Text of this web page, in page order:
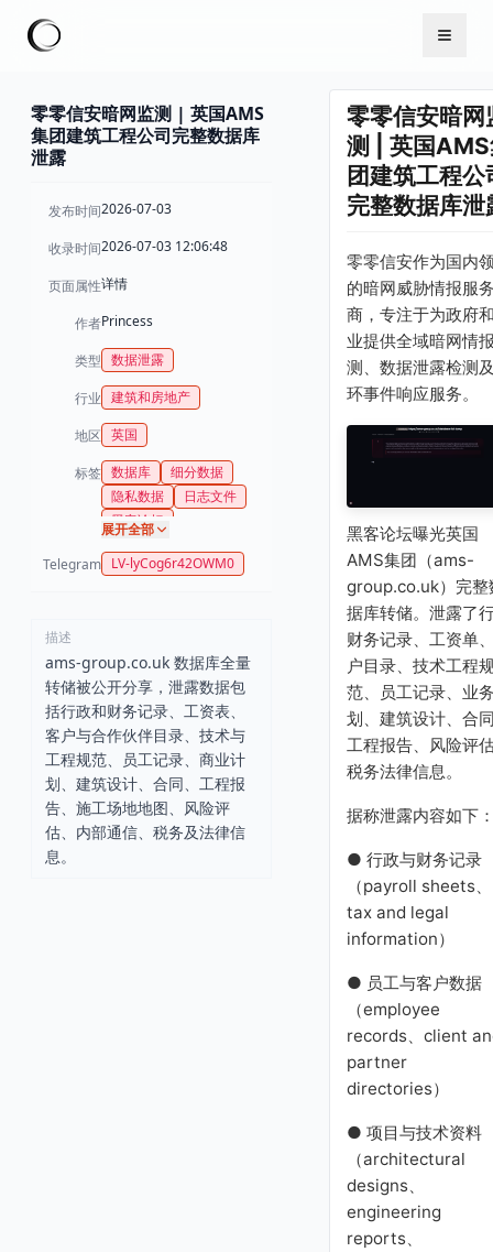
零零信安暗网监测 | 英国AMS
集团建筑工程公司完整数据库
泄露
发布时间2026-07-03
收录时间2026-07-03 12:06:48
页面属性详情
作者Princess
类型 数据泄露
行业 建筑和房地产
地区 英国
标签 数据库
细分数据
隐私数据
日志文件
黑客论坛
展开全部
Telegram LV-lyCog6r42OWM0
描述
ams-group.co.uk 数据库全量
转储被公开分享，泄露数据包
括行政和财务记录、工资表、
客户与合作伙伴目录、技术与
工程规范、员工记录、商业计
划、建筑设计、合同、工程报
告、施工场地地图、风险评
估、内部通信、税务及法律信
息。
零零信安暗网
测 | 英国
团建筑工程公
完整数据库泄
零零信安作为国内
的暗网威胁情报服
商，专注于为政府
业提供全域暗网情
测、数据泄露检测
环事件响应服务。
黑客论坛曝光英国
AMS集团（ams-
group.co.uk）完整
据库转储。泄露了
财务记录、工资单
户目录、技术工程
范、员工记录、业
划、建筑设计、合
工程报告、风险评
税务法律信息。
据称泄露内容如下
● 行政与财务记录
（payroll sheets、
tax and legal
information）
● 员工与客户数据
（employee
records、client
partner
directories）
● 项目与技术资料
（architectural
designs、
engineering
reports、